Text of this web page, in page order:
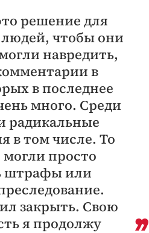
решение для
людей, чтобы они
навредить,
в
в последнее
много. Среди
радикальные
в том числе. То
просто
штрафы или
закрыть. Свою
я продолжу